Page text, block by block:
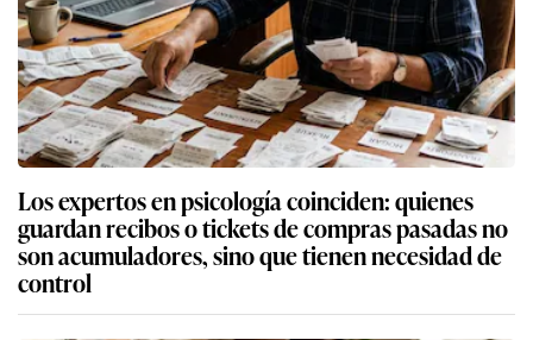
Los expertos en psicología coinciden: quienes
guardan recibos o tickets de compras pasadas no
son acumuladores, sino que tienen necesidad de
control